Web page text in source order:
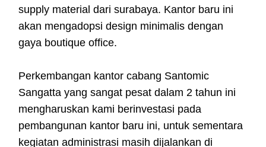
supply material dari surabaya. Kantor baru ini
akan mengadopsi design minimalis dengan
gaya boutique office.
Perkembangan kantor cabang Santomic
Sangatta yang sangat pesat dalam 2 tahun ini
mengharuskan kami berinvestasi pada
pembangunan kantor baru ini, untuk sementara
kegiatan administrasi masih dijalankan di